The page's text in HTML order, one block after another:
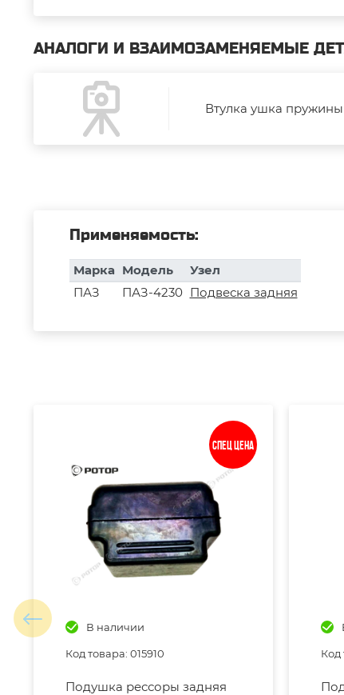
АНАЛОГИ И ВЗАИМОЗАМЕНЯЕМЫЕ
Втулка ушка
Применяемость:
Марка Модель
Узел
ПАЗ
ПАЗ-4230 Подвеска задняя
Спец цена
В наличии
Код товара: 015910
Подушка рессоры задняя
Код